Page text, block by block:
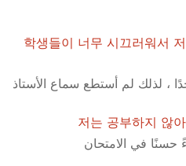
학생들이 너무 시끄러워서
، لذلك لم أستطع سماع الأستاذ
저는 공부하지 않
حسنًا في الامتحان